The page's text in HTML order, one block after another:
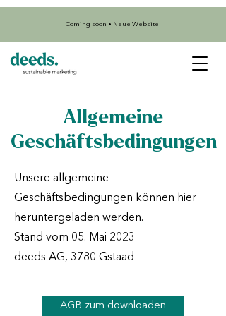
Coming soon • Neue Website
Allgemeine
Geschäftsbedingungen
Unsere allgemeine
Geschäftsbedingungen können hier
heruntergeladen werden.
Stand vom 05. Mai 2023
deeds AG, 3780 Gstaad
AGB zum downloaden